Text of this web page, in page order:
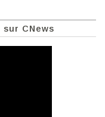
CNews